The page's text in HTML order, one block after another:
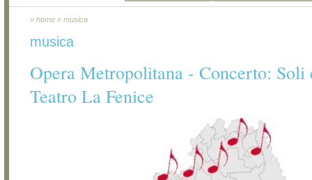
» home » musica
musica
Opera Metropolitana - Concerto: Soli
Teatro La Fenice